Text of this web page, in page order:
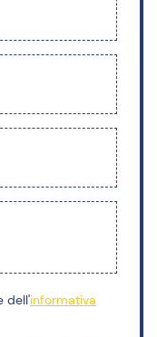
dell'informativa